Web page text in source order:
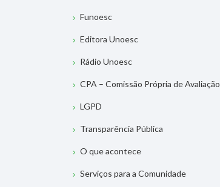
Funoesc
Editora Unoesc
Rádio Unoesc
CPA – Comissão Própria de Avaliação
LGPD
Transparência Pública
O que acontece
Serviços para a Comunidade